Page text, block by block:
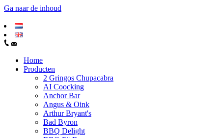
Ga naar de inhoud
Home
Producten
2 Gringos Chupacabra
AI Coocking
Anchor Bar
Angus & Oink
Arthur Bryant's
Bad Byron
BBQ Delight